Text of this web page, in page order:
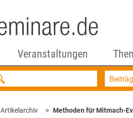
Veranstaltungen
Artikelarchiv Methoden für Mitmach-